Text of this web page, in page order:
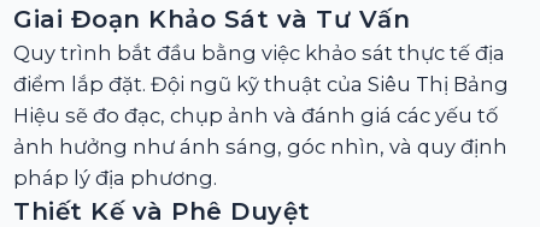
Giai Đoạn Khảo Sát và Tư Vấn
Quy trình bắt đầu bằng việc khảo sát thực tế địa
điểm lắp đặt. Đội ngũ kỹ thuật của Siêu Thị Bảng
Hiệu sẽ đo đạc, chụp ảnh và đánh giá các yếu tố
ảnh hưởng như ánh sáng, góc nhìn, và quy định
pháp lý địa phương.
Thiết Kế và Phê Duyệt